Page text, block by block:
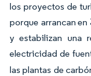
los proyectos de
porque arrancan
y estabilizan una
electricidad de
las plantas de